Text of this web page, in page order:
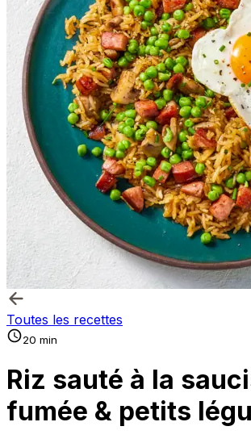
Toutes les recettes
20 min
Riz sauté à la
fumée & petits